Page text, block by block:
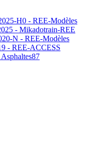
H0 - REE-Modèles
- Mikadotrain-REE
N - REE-Modèles
- REE-ACCESS